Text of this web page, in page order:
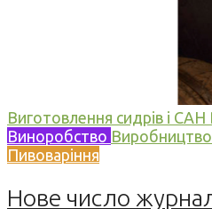
Виготовлення сидрів і САН
Виноробство Виробництво
Пивоваріння
Нове число